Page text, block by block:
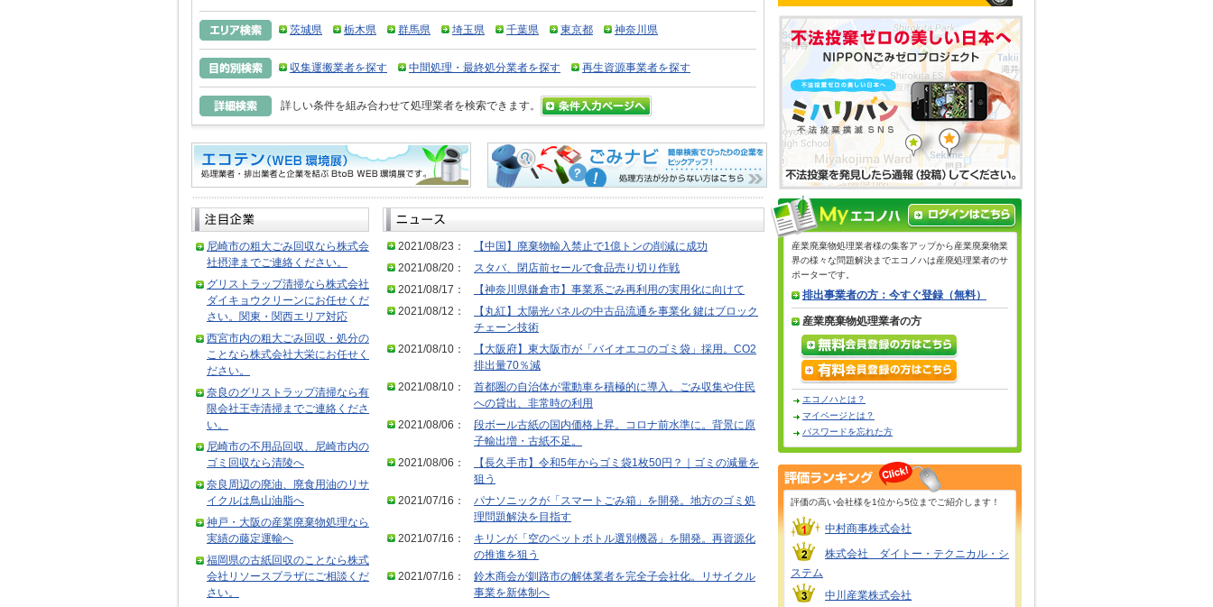
茨城県 栃木県 群馬県 埼玉県 千葉県 東京都 神奈川県
収集運搬業者を探す 中間処理・最終処分業者を探す 再生資源事業者を探す
詳しい条件を組み合わせて処理業者を検索できます。
尼崎市の粗大ごみ回収なら株式会
社摂津までご連絡ください。
グリストラップ清掃なら株式会社
ダイキョウクリーンにお任せくだ
さい。関東・関西エリア対応
西宮市内の粗大ごみ回収・処分の
ことなら株式会社大栄にお任せく
ださい。
奈良のグリストラップ清掃なら有
限会社王寺清掃までご連絡くださ
い。
尼崎市の不用品回収、尼崎市内の
ゴミ回収なら清陵へ
奈良周辺の廃油、廃食用油のリサ
イクルは鳥山油脂へ
神戸・大阪の産業廃棄物処理なら
実績の藤定運輸へ
福岡県の古紙回収のことなら株式
会社リソースプラザにご相談くだ
さい。
2021/08/23：
【中国】廃棄物輸入禁止で1億トンの削減に成功
2021/08/20：
スタバ、閉店前セールで食品売り切り作戦
2021/08/17：
【神奈川県鎌倉市】事業系ごみ再利用の実用化に向けて
2021/08/12：
【丸紅】太陽光パネルの中古品流通を事業化 鍵はブロック
チェーン技術
2021/08/10：
【大阪府】東大阪市が「バイオエコのゴミ袋」採用。CO2
排出量70％減
2021/08/10：
首都圏の自治体が電動車を積極的に導入。ごみ収集や住民
への貸出、非常時の利用
2021/08/06：
段ボール古紙の国内価格上昇。コロナ前水準に。背景に原
子輸出増・古紙不足。
2021/08/06：
【長久手市】令和5年からゴミ袋1枚50円？｜ゴミの減量を
狙う
2021/07/16：
パナソニックが「スマートごみ箱」を開発。地方のゴミ処
理問題解決を目指す
2021/07/16：
キリンが「空のペットボトル選別機器」を開発。再資源化
の推進を狙う
2021/07/16：
鈴木商会が釧路市の解体業者を完全子会社化。リサイクル
事業を新体制へ
産業廃棄物処理業者様の集客アップから産業廃棄物業
界の様々な問題解決までエコノハは産廃処理業者のサ
ポーターです。
排出事業者の方：今すぐ登録（無料）
産業廃棄物処理業者の方
エコノハとは？
マイページとは？
パスワードを忘れた方
評価の高い会社様を1位から5位までご紹介します！
中村商事株式会社
株式会社 ダイトー・テクニカル・シ
ステム
中川産業株式会社